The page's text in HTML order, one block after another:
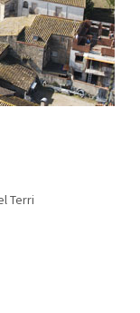
Terri